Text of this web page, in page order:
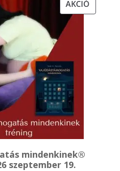
AKCIÓ
mindenkinek®
szeptember 19.